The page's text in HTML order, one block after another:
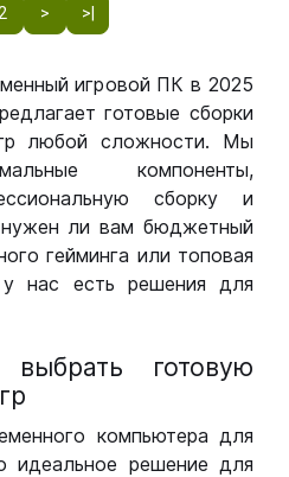
> >|
игровой ПК в 2025
готовые сборки
любой сложности. Мы
компоненты,
сборку и
ли вам бюджетный
гейминга или топовая
нас есть решения для
готовую
компьютера для
решение для